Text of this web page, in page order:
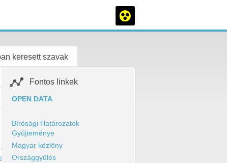
keresett szavak
Fontos linkek
OPEN DATA
Bírósági Határozatok
Gyűjteménye
Magyar közlöny
Országgyűlés